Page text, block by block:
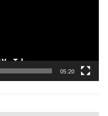
05:20